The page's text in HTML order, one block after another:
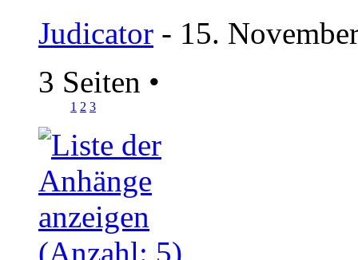
Judicator - 15.
3 Seiten •
1 2 3